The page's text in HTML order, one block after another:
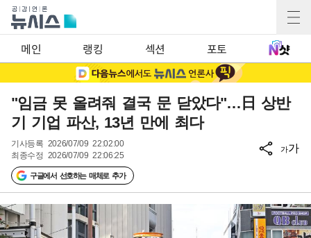
메인 랭킹 섹션 포토
"임금 못 올려줘 결국 문 닫았다"…日 상반
기 기업 파산, 13년 만에 최다
기사등록 2026/07/09 22:02:00
최종수정 2026/07/09 22:06:25
구글에서 선호하는 매체로 추가
가가